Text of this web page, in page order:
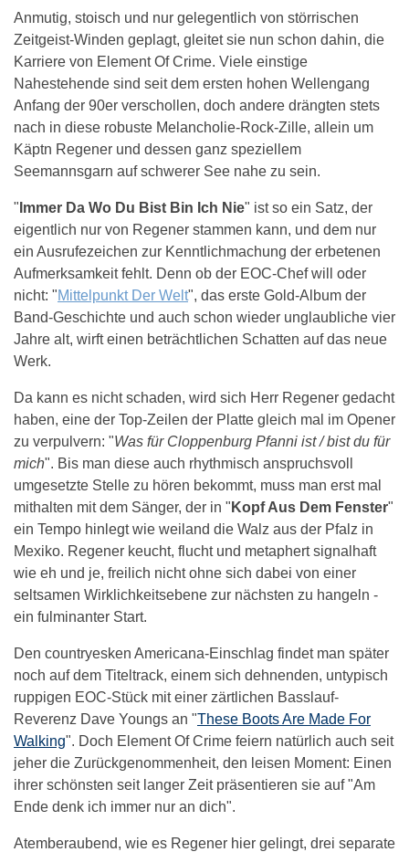
Anmutig, stoisch und nur gelegentlich von störrischen
Zeitgeist-Winden geplagt, gleitet sie nun schon dahin, die
Karriere von Element Of Crime. Viele einstige
Nahestehende sind seit dem ersten hohen Wellengang
Anfang der 90er verschollen, doch andere drängten stets
nach in diese robuste Melancholie-Rock-Zille, allein um
Käptn Regener und dessen ganz speziellem
Seemannsgarn auf schwerer See nahe zu sein.
" Immer Da Wo Du Bist Bin Ich Nie" ist so ein Satz, der
eigentlich nur von Regener stammen kann, und dem nur
ein Ausrufezeichen zur Kenntlichmachung der erbetenen
Aufmerksamkeit fehlt. Denn ob der EOC-Chef will oder
nicht: "Mittelpunkt Der Welt", das erste Gold-Album der
Band-Geschichte und auch schon wieder unglaubliche vier
Jahre alt, wirft einen beträchtlichen Schatten auf das neue
Werk.
Da kann es nicht schaden, wird sich Herr Regener gedacht
haben, eine der Top-Zeilen der Platte gleich mal im Opener
zu verpulvern: "Was für Cloppenburg Pfanni ist / bist du für
mich". Bis man diese auch rhythmisch anspruchsvoll
umgesetzte Stelle zu hören bekommt, muss man erst mal
mithalten mit dem Sänger, der in " Kopf Aus Dem Fenster"
ein Tempo hinlegt wie weiland die Walz aus der Pfalz in
Mexiko. Regener keucht, flucht und metaphert signalhaft
wie eh und je, freilich nicht ohne sich dabei von einer
seltsamen Wirklichkeitsebene zur nächsten zu hangeln -
ein fulminanter Start.
Den countryesken Americana-Einschlag findet man später
noch auf dem Titeltrack, einem sich dehnenden, untypisch
ruppigen EOC-Stück mit einer zärtlichen Basslauf-
Reverenz Dave Youngs an "These Boots Are Made For
Walking". Doch Element Of Crime feiern natürlich auch seit
jeher die Zurückgenommenheit, den leisen Moment: Einen
ihrer schönsten seit langer Zeit präsentieren sie auf "Am
Ende denk ich immer nur an dich".
Atemberaubend, wie es Regener hier gelingt, drei separate